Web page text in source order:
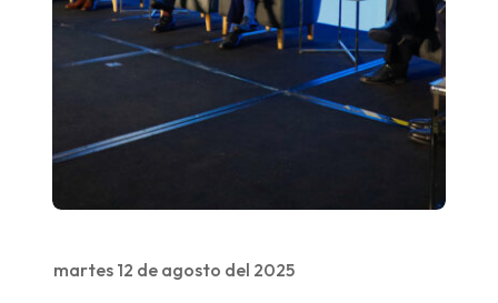
martes 12 de agosto del 2025